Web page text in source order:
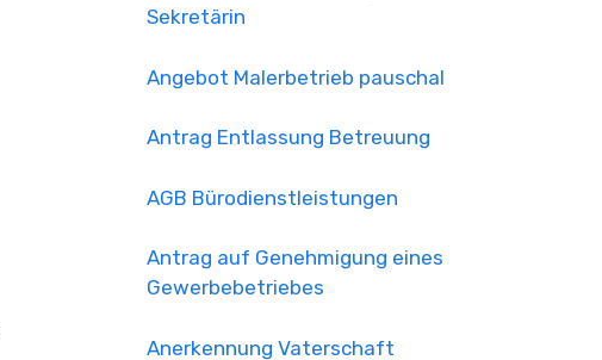
Sekretärin
Angebot Malerbetrieb pauschal
Antrag Entlassung Betreuung
AGB Bürodienstleistungen
Antrag auf Genehmigung eines
Gewerbebetriebes
Anerkennung Vaterschaft